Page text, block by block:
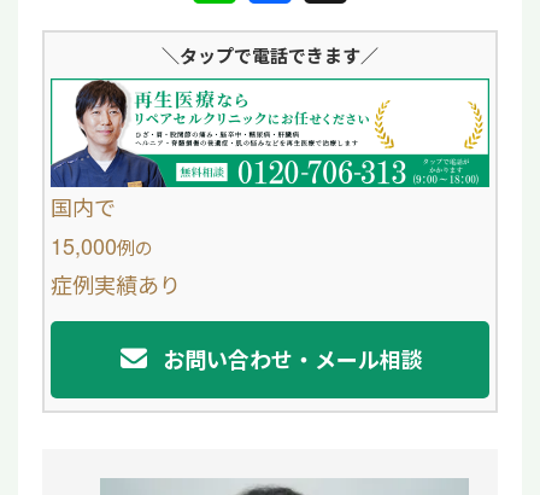
n
e
c
e
b
o
＼タップで電話できます／
国内で
15,000例の
症例実績あり
お問い合わせ・メール相談